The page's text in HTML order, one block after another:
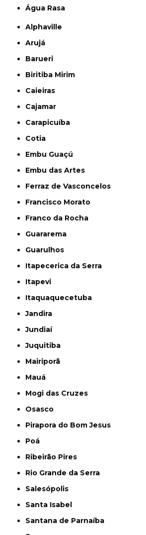
Água Rasa
Alphaville
Arujá
Barueri
Biritiba Mirim
Caieiras
Cajamar
Carapicuíba
Cotia
Embu Guaçú
Embu das Artes
Ferraz de Vasconcelos
Francisco Morato
Franco da Rocha
Guararema
Guarulhos
Itapecerica da Serra
Itapevi
Itaquaquecetuba
Jandira
Jundiaí
Juquitiba
Mairiporã
Mauá
Mogi das Cruzes
Osasco
Pirapora do Bom Jesus
Poá
Ribeirão Pires
Rio Grande da Serra
Salesópolis
Santa Isabel
Santana de Parnaíba